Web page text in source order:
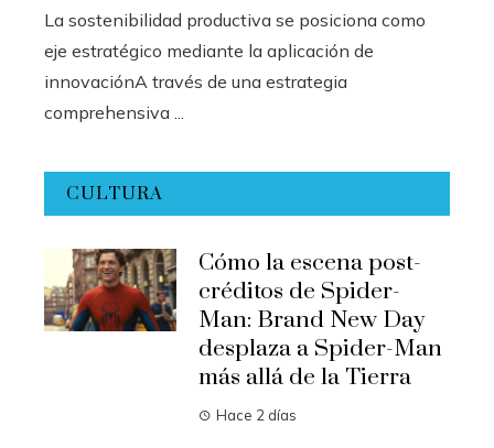
La sostenibilidad productiva se posiciona como
eje estratégico mediante la aplicación de
innovaciónA través de una estrategia
comprehensiva ...
CULTURA
Cómo la escena post-
créditos de Spider-
Man: Brand New Day
desplaza a Spider-Man
más allá de la Tierra
Hace 2 días